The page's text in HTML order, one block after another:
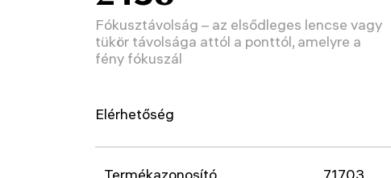
Fókusztávolság – az elsődleges lencse vagy
tükör távolsága attól a ponttól, amelyre a
fény fókuszál
Elérhetőség